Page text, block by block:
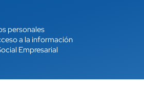
personales
a la información
Empresarial